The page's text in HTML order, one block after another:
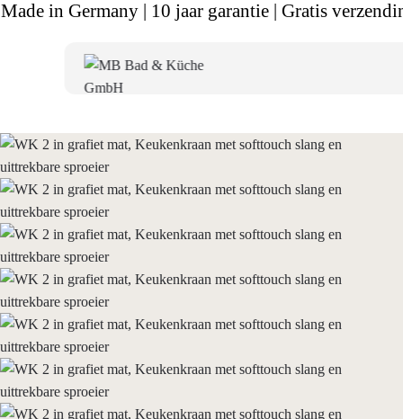
Made in Germany | 10 jaar garantie | Gratis